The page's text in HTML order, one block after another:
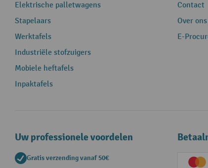
Elektrische palletwagens
Stapelaars
Werktafels
Industriële stofzuigers
Mobiele heftafels
Inpaktafels
Contact
Over ons
E-
Uw professionele voordelen
Gratis verzending vanaf 50€